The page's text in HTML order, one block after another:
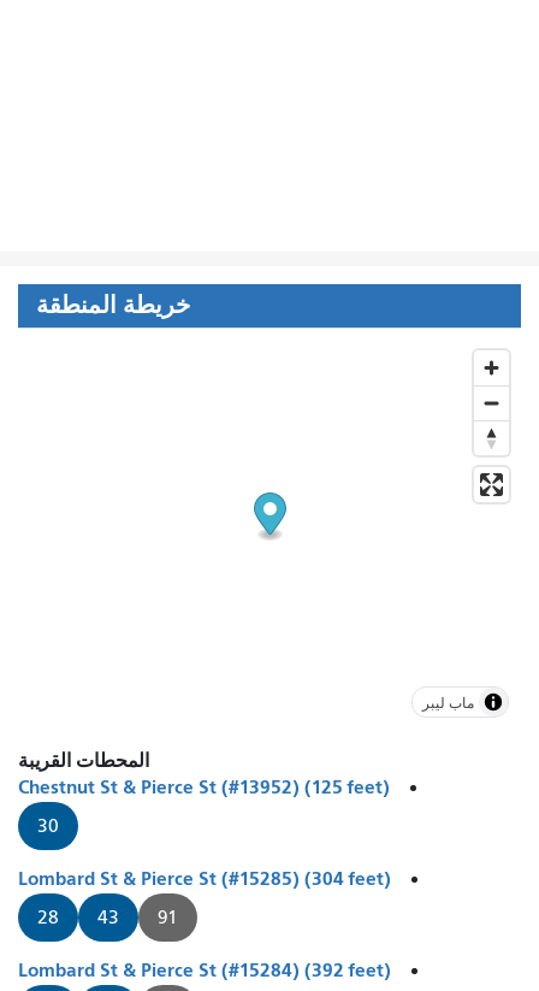
خريطة المنطقة
ماب ليبر
المحطات القريبة
Chestnut St & Pierce St (#13952) (125 feet)
30
Lombard St & Pierce St (#15285) (304 feet)
28 43 91
Lombard St & Pierce St (#15284) (392 feet)